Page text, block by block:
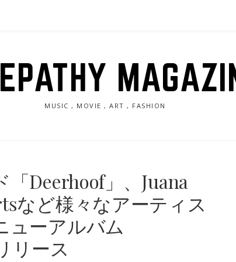
MUSIC , MOVIE , ART , FASHION
Deerhoof」、Juana
など様々なアーティス
ューアルバム
リース